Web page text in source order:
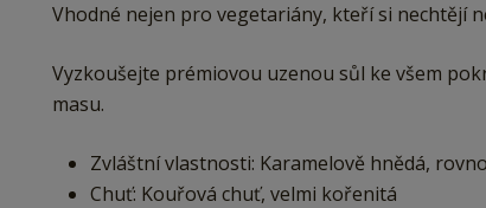
Vhodné nejen pro vegetariány, kteří si nechtějí
Vyzkoušejte prémiovou uzenou sůl ke všem
masu.
Zvláštní vlastnosti: Karamelově hnědá,
Chuť: Kouřová chuť, velmi kořenitá